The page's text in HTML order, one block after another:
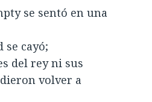
se sentó en una
se cayó;
del rey ni sus
volver a